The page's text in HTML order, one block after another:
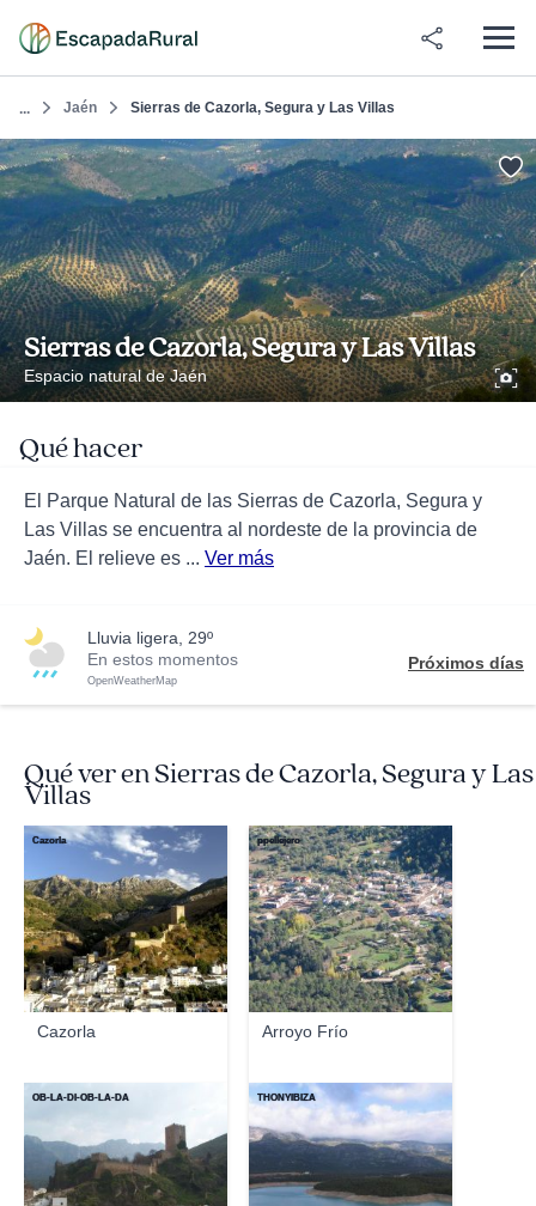
... Jaén Sierras de Cazorla, Segura y Las Villas
Sierras de Cazorla, Segura y Las Villas
Espacio natural de Jaén
Qué hacer
El Parque Natural de las Sierras de Cazorla, Segura y
Las Villas se encuentra al nordeste de la provincia de
Jaén. El relieve es ... Ver más
lluvia ligera, 29º
En estos momentos
OpenWeatherMap
Próximos días
Qué ver en Sierras de Cazorla, Segura y Las
Villas
Cazorla
Cazorla
Arroyo Frío
ppellejero
OB-LA-DI-OB-LA-DA THONYIBIZA